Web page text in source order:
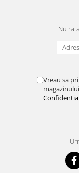
Nu
Vreau sa